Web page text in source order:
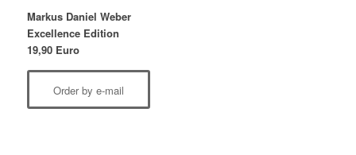
Markus Daniel Weber
Excellence Edition
19,90 Euro
Order by e-mail